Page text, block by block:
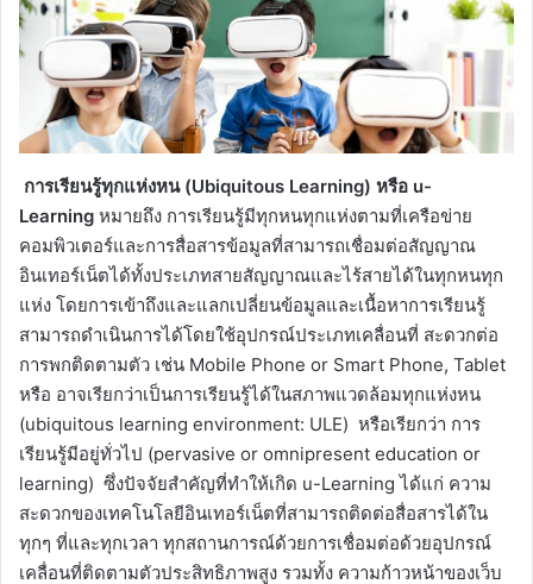
การเรียนรู้ทุกแห่งหน (Ubiquitous Learning) หรือ u-
Learning หมายถึง การเรียนรู้มีทุกหนทุกแห่งตามที่เครือข่าย
คอมพิวเตอร์และการสื่อสารข้อมูลที่สามารถเชื่อมต่อสัญญาณ
อินเทอร์เน็ตได้ทั้งประเภทสายสัญญาณและไร้สายได้ในทุกหนทุก
แห่ง โดยการเข้าถึงและแลกเปลี่ยนข้อมูลและเนื้อหาการเรียนรู้
สามารถดำเนินการได้โดยใช้อุปกรณ์ประเภทเคลื่อนที่ สะดวกต่อ
การพกติดตามตัว เช่น Mobile Phone or Smart Phone, Tablet
หรือ อาจเรียกว่าเป็นการเรียนรู้ได้ในสภาพแวดล้อมทุกแห่งหน
(ubiquitous learning environment: ULE) หรือเรียกว่า การ
เรียนรู้มีอยู่ทั่วไป (pervasive or omnipresent education or
learning) ซึ่งปัจจัยสำคัญที่ทำให้เกิด u-Learning ได้แก่ ความ
สะดวกของเทคโนโลยีอินเทอร์เน็ตที่สามารถติดต่อสื่อสารได้ใน
ทุกๆ ที่และทุกเวลา ทุกสถานการณ์ด้วยการเชื่อมต่อด้วยอุปกรณ์
เคลื่อนที่ติดตามตัวประสิทธิภาพสูง รวมทั้ง ความก้าวหน้าของเว็บ